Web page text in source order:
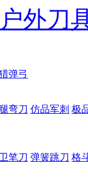
户外刀
弹弓
弯刀 仿品军刺 极
笔刀 弹簧跳刀 格